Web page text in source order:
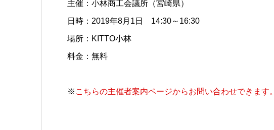
主催：小林商工会議所（宮崎県）
日時：2019年8月1日 14:30～16:30
場所：KITTO小林
料金：無料
※ こちらの主催者案内ページからお問い合わせできます。